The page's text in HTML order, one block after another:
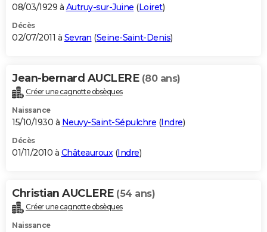
08/03/1929 à Autruy-sur-Juine (Loiret)
Décès
02/07/2011 à Sevran (Seine-Saint-Denis)
Jean-bernard AUCLERE (80 ans)
Créer une cagnotte obsèques
Naissance
15/10/1930 à Neuvy-Saint-Sépulchre (Indre)
Décès
01/11/2010 à Châteauroux(Indre)
Christian AUCLERE (54 ans)
Créer une cagnotte obsèques
Naissance